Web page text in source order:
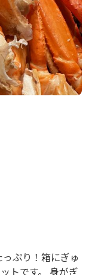
ぷり！箱にぎゅ
トです。 身がぎ